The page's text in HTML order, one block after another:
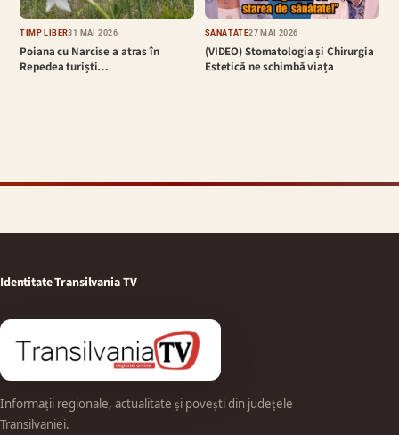
TIMP LIBER31 MAI 2026
Poiana cu Narcise a atras în
Repedea turiști…
SĂNĂTATE27 MAI 2026
(VIDEO) Stomatologia și Chirurgia
Estetică ne schimbă viața
Identitate Transilvania TV
Informații regionale, actualitate și povești din județele
Transilvaniei.